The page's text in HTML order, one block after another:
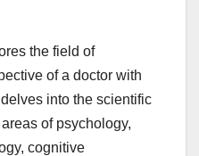
the field of
of a doctor with
into the scientific
of psychology,
cognitive